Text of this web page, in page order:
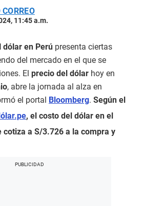
11:45 a.m.
dólar en Perú presenta ciertas
del mercado en el que se
El precio del dólar hoy en
, abre la jornada al alza en
el portal Bloomberg. Según el
, el costo del dólar en el
a S/3.726 a la compra y